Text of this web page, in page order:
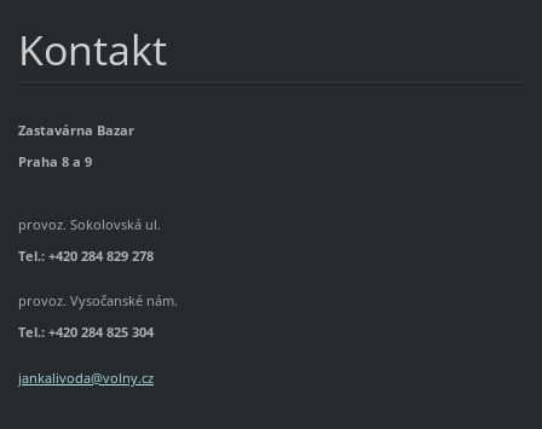
Kontakt
Zastavárna Bazar
Praha 8 a 9
provoz. Sokolovská ul.
Tel.: +420 284 829 278
provoz. Vysočanské nám.
Tel.: +420 284 825 304
jankalivoda@volny.cz